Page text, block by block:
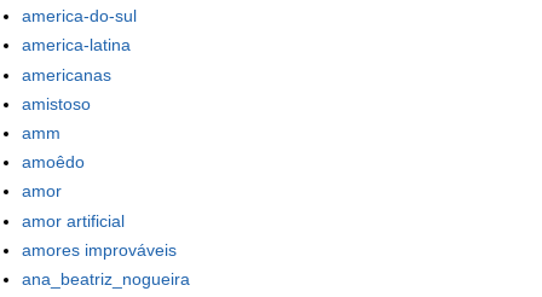
america-do-sul
america-latina
americanas
amistoso
amm
amoêdo
amor
amor artificial
amores improváveis
ana_beatriz_nogueira